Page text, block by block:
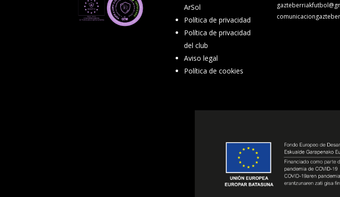
ArSol
Política de privacidad
Política de privacidad
del club
Aviso legal
Política de cookies